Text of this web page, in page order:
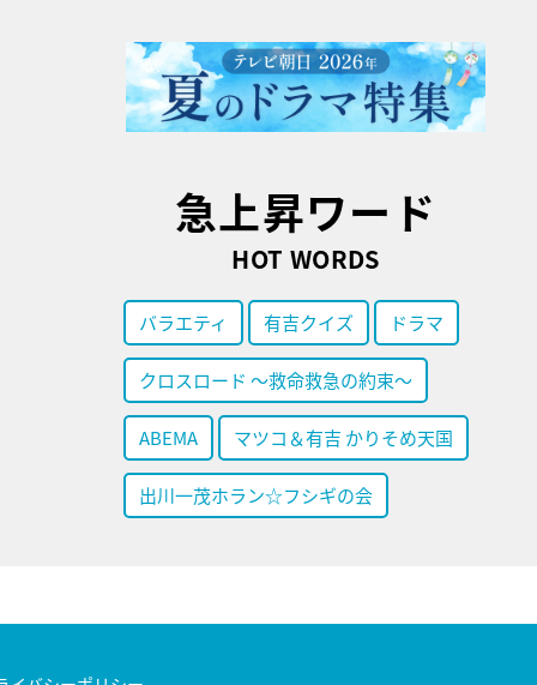
急上昇ワード
HOT WORDS
バラエティ 有吉クイズ ドラマ
クロスロード ～救命救急の約束～
ABEMA マツコ＆有吉 かりそめ天国
出川一茂ホラン☆フシギの会